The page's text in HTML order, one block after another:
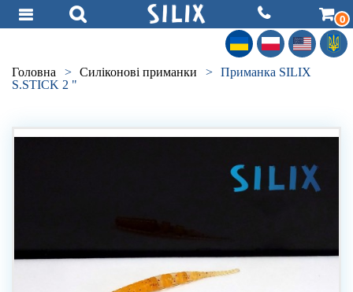
0
Головна > Силiконовi приманки >
Приманка SILIX
S.STICK 2 "